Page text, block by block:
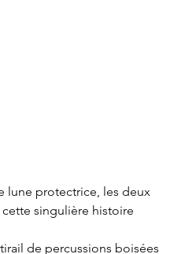
lune protectrice, les deux
singulière histoire
de percussions boisées